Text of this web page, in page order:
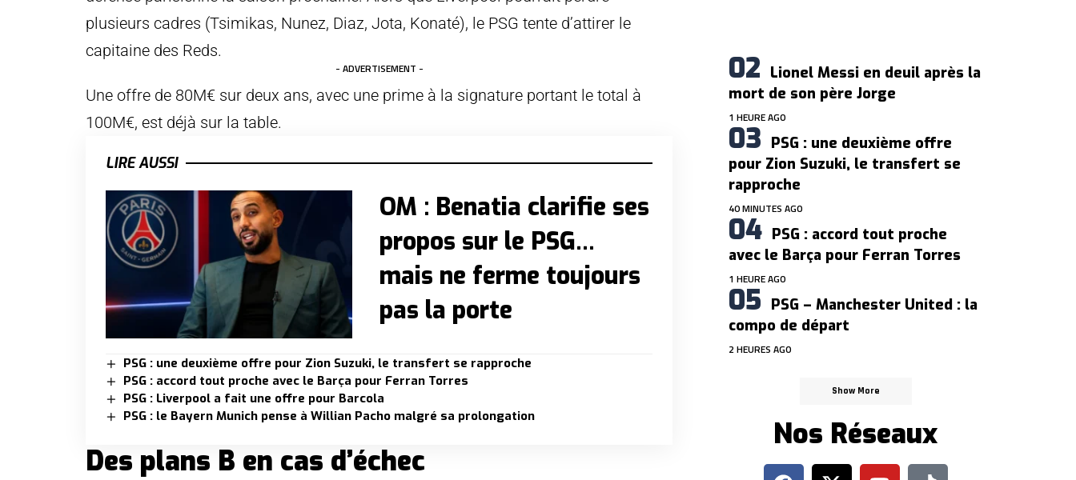
plusieurs cadres (Tsimikas, Nunez, Diaz, Jota, Konaté), le PSG tente d’attirer le
capitaine des Reds.
- ADVERTISEMENT -
Une offre de 80M€ sur deux ans, avec une prime à la signature portant le total à
100M€, est déjà sur la table.
LIRE AUSSI
OM : Benatia clarifie ses
propos sur le PSG…
mais ne ferme toujours
pas la porte
PSG : une deuxième offre pour Zion Suzuki, le transfert se rapproche
PSG : accord tout proche avec le Barça pour Ferran Torres
PSG : Liverpool a fait une offre pour Barcola
PSG : le Bayern Munich pense à Willian Pacho malgré sa prolongation
Des plans B en cas d’échec
Lionel Messi en deuil après la
mort de son père Jorge
1 HEURE AGO
PSG : une deuxième offre
pour Zion Suzuki, le transfert se
rapproche
40 MINUTES AGO
PSG : accord tout proche
avec le Barça pour Ferran Torres
1 HEURE AGO
PSG – Manchester United : la
compo de départ
2 HEURES AGO
Show More
Nos Réseaux